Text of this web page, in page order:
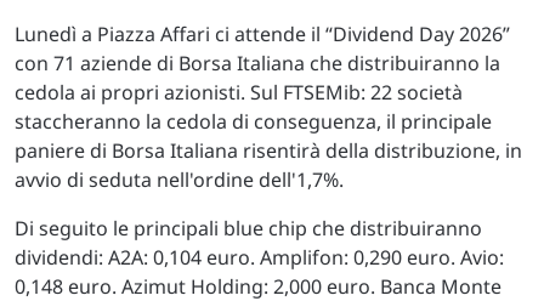
Lunedì a Piazza Affari ci attende il “Dividend Day 2026”
con 71 aziende di Borsa Italiana che distribuiranno la
cedola ai propri azionisti. Sul FTSEMib: 22 società
staccheranno la cedola di conseguenza, il principale
paniere di Borsa Italiana risentirà della distribuzione, in
avvio di seduta nell'ordine dell'1,7%.
Di seguito le principali blue chip che distribuiranno
dividendi: A2A: 0,104 euro. Amplifon: 0,290 euro. Avio:
0,148 euro. Azimut Holding: 2,000 euro. Banca Monte